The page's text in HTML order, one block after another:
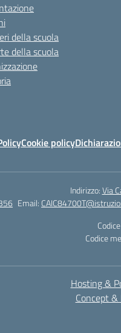
della scuola
della scuola
Cookie policy
Indirizzo:Via
Email:
Codice
Hosting &
Concept